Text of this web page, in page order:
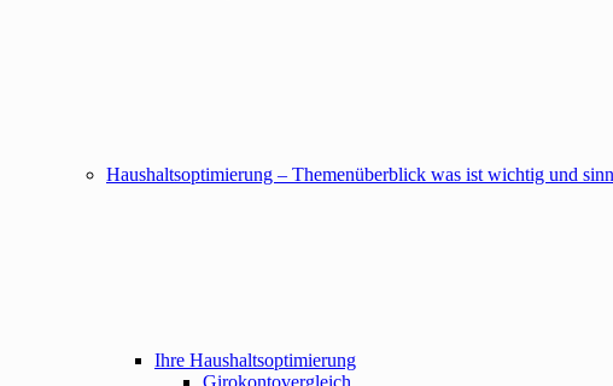
Haushaltsoptimierung – Themenüberblick was ist wichtig und
Ihre Haushaltsoptimierung
Girokontovergleich